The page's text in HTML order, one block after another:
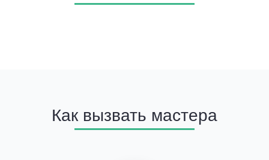
Как вызвать мастера